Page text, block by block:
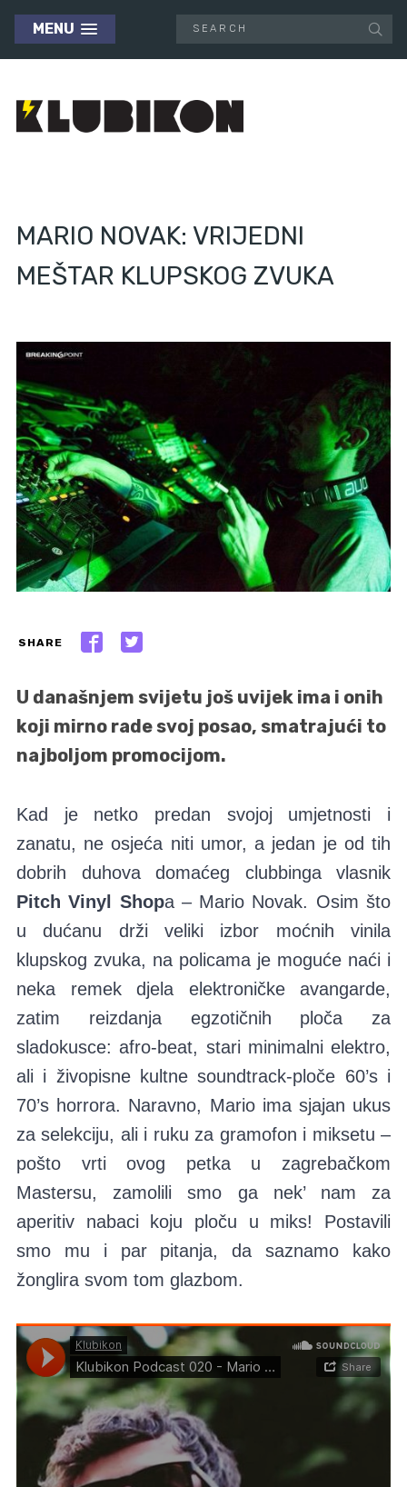
MENU
MARIO NOVAK: VRIJEDNI
MEŠTAR KLUPSKOG ZVUKA
SHARE
U današnjem svijetu još uvijek ima i onih
koji mirno rade svoj posao, smatrajući to
najboljom promocijom.
Kad je netko predan svojoj umjetnosti i
zanatu, ne osjeća niti umor, a jedan je od tih
dobrih duhova domaćeg clubbinga vlasnik
Pitch Vinyl Shopa – Mario Novak. Osim što
u dućanu drži veliki izbor moćnih vinila
klupskog zvuka, na policama je moguće naći i
neka remek djela elektroničke avangarde,
zatim reizdanja egzotičnih ploča za
sladokusce: afro-beat, stari minimalni elektro,
ali i živopisne kultne soundtrack-ploče 60’s i
70’s horrora. Naravno, Mario ima sjajan ukus
za selekciju, ali i ruku za gramofon i miksetu –
pošto vrti ovog petka u zagrebačkom
Mastersu, zamolili smo ga nek’ nam za
aperitiv nabaci koju ploču u miks! Postavili
smo mu i par pitanja, da saznamo kako
žonglira svom tom glazbom.